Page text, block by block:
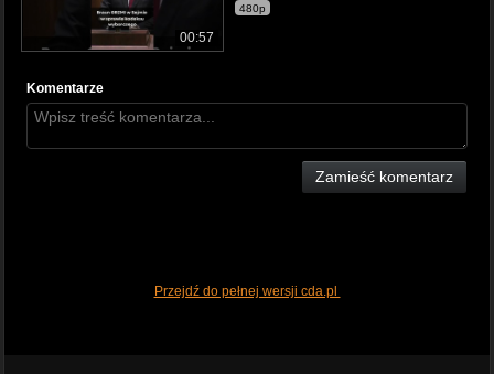
00:57
480p
Komentarze
Zamieść komentarz
Przejdź do pełnej wersji cda.pl